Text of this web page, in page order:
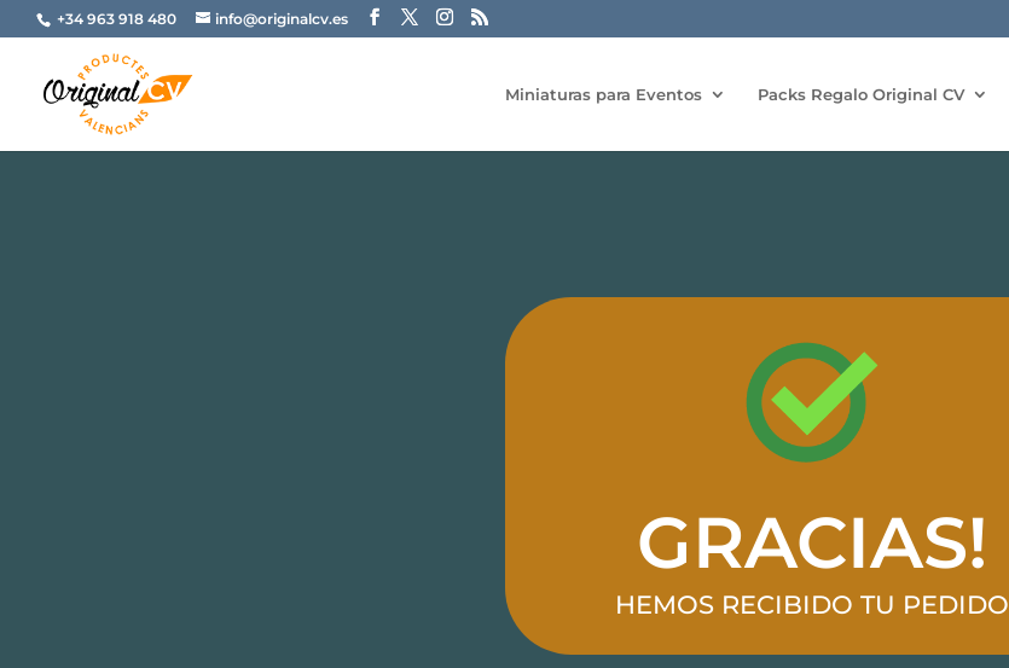
+34 963 918 480 info@originalcv.es
Miniaturas para Eventos Packs Regalo Original CV
GRACIAS!
HEMOS RECIBIDO TU PEDIDO